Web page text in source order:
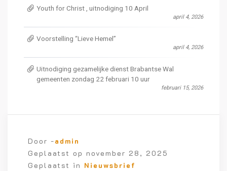
Door -admin
Geplaatst op november 28, 2025
Geplaatst in Nieuwsbrief
Youth for Christ , uitnodiging 10 April
april 4, 2026
Voorstelling “Lieve Hemel”
april 4, 2026
Uitnodiging gezamelijke dienst Brabantse Wal
gemeenten zondag 22 februari 10 uur
februari 15, 2026